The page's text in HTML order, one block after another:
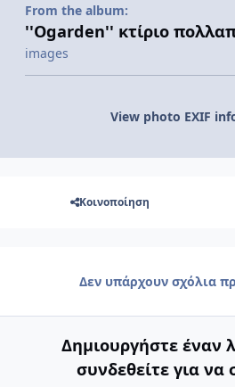
From the album:
''Ogarden'' κτίριο
images
View photo EXIF
Κοινοποίηση
Δεν υπάρχουν σχόλια
Δημιουργήστε έναν
συνδεθείτε για να